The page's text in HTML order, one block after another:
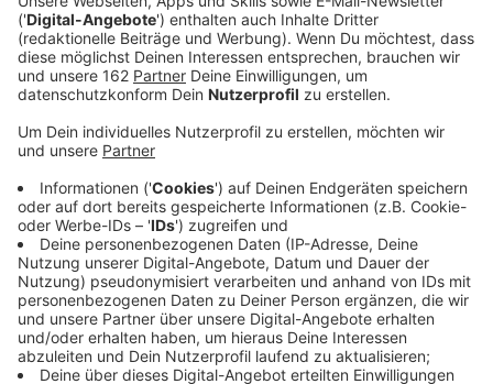
Anzeige
In Dinslaken gibt es dieses Jahr einen neuen
Weihnachtsmarkt - am Wasser. "Lichterglanz" heißt
das Event im Außenbereich des Dinamare-Bads. Die
Stadtwerke planen es am zweiten und dritten
Adventswochenende. Für besondere Atmosphäre
sollen viele Lichter rund ums Schwimmbecken und
weihnachtliche Holzbuden sorgen. Statt der üblichen
Weihnachtsmusik sollen DJs chillige Beats auflegen.
Es darf also auch mal getanzt werden. Der Eintritt ist
frei.